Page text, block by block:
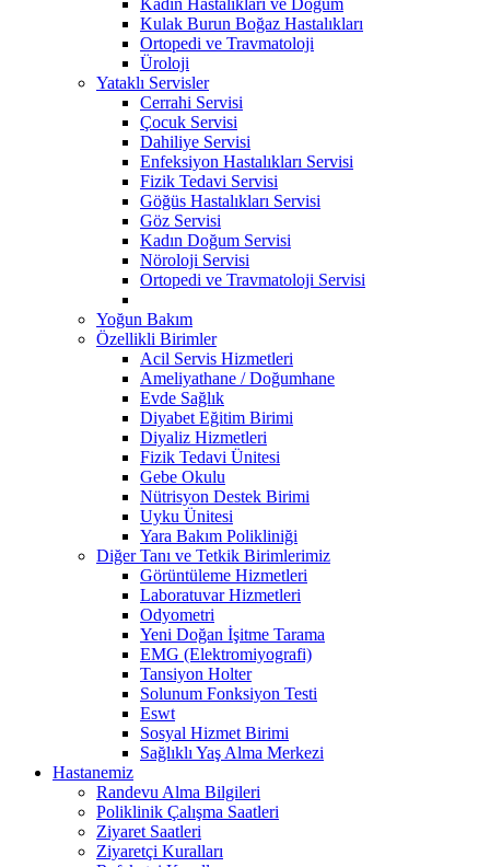
Kulak Burun Boğaz Hastalıkları
Ortopedi ve Travmatoloji
Üroloji
Yataklı Servisler
Cerrahi Servisi
Çocuk Servisi
Dahiliye Servisi
Enfeksiyon Hastalıkları Servisi
Fizik Tedavi Servisi
Göğüs Hastalıkları Servisi
Göz Servisi
Kadın Doğum Servisi
Nöroloji Servisi
Ortopedi ve Travmatoloji Servisi
Yoğun Bakım
Özellikli Birimler
Acil Servis Hizmetleri
Ameliyathane / Doğumhane
Evde Sağlık
Diyabet Eğitim Birimi
Diyaliz Hizmetleri
Fizik Tedavi Ünitesi
Gebe Okulu
Nütrisyon Destek Birimi
Uyku Ünitesi
Yara Bakım Polikliniği
Diğer Tanı ve Tetkik Birimlerimiz
Görüntüleme Hizmetleri
Laboratuvar Hizmetleri
Odyometri
Yeni Doğan İşitme Tarama
EMG (Elektromiyografi)
Tansiyon Holter
Solunum Fonksiyon Testi
Eswt
Sosyal Hizmet Birimi
Sağlıklı Yaş Alma Merkezi
Hastanemiz
Randevu Alma Bilgileri
Poliklinik Çalışma Saatleri
Ziyaret Saatleri
Ziyaretçi Kuralları